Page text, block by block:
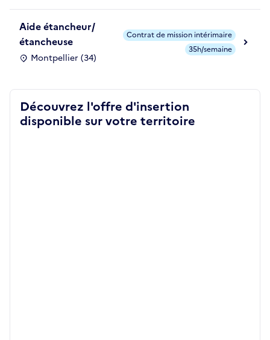
Aide étancheur/
étancheuse
Montpellier (34)
Contrat de mission intérimaire
35h/semaine
Découvrez l'offre d'insertion
disponible sur votre territoire